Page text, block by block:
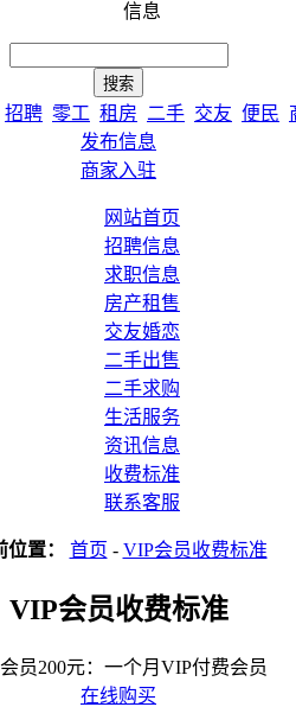
信息
招聘 零工 租房 二手 交友 便民
发布信息
商家入驻
网站首页
招聘信息
求职信息
房产租售
交友婚恋
二手出售
二手求购
生活服务
资讯信息
收费标准
联系客服
位置： 首页 - VIP会员收费标准
VIP会员收费标准
员200元：一个月VIP付费会员
在线购买